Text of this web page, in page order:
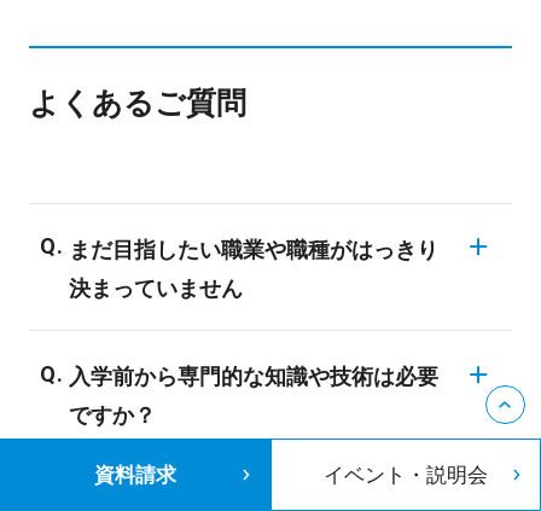
よくあるご質問
まだ目指したい職業や職種がはっきり
決まっていません
で、業界についての知識がない場合、明確
な目標を決められない学生も多いようで
す。バンタンでは業界の仕組みや現状、
入学前から専門的な知識や技術は必要
ですか？
バンタンの入学者のほとんどが、業界未経
大学進学と迷っています。
資料請求 イベント・説明会